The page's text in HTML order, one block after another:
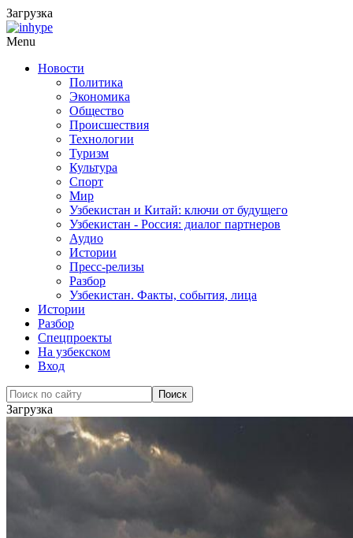
Загрузка
Menu
Новости
Политика
Экономика
Общество
Происшествия
Технологии
Туризм
Культура
Спорт
Мир
Узбекистан и Китай: ключи от будущего
Узбекистан - Россия: диалог партнеров
Аудио
Истории
Пресс-релизы
Разбор
Узбекистан. Факты, события, лица
Истории
Разбор
Спецпроекты
На узбекском
Вход
Загрузка